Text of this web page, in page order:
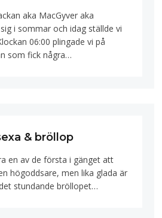
aka MacGyver aka
i sommar och idag ställde vi
06:00 plingade vi på
som fick några…
& bröllop
en av de första i gänget att
högoddsare, men lika glada är
stundande bröllopet…